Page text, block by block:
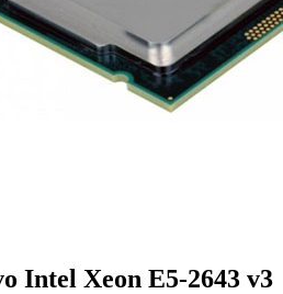
Intel Xeon E5-2643 v3